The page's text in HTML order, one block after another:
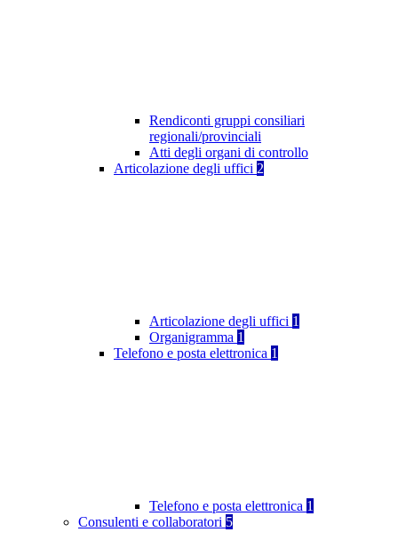
Rendiconti gruppi consiliari
regionali/provinciali
Atti degli organi di controllo
Articolazione degli uffici 2
Articolazione degli uffici 1
Organigramma 1
Telefono e posta elettronica 1
Telefono e posta elettronica 1
Consulenti e collaboratori 5